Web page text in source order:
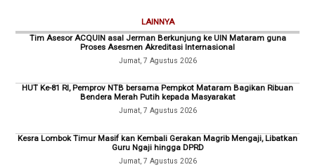
LAINNYA
Tim Asesor ACQUIN asal Jerman Berkunjung ke UIN Mataram guna
Proses Asesmen Akreditasi Internasional
Jumat, 7 Agustus 2026
HUT Ke-81 RI, Pemprov NTB bersama Pempkot Mataram Bagikan Ribuan
Bendera Merah Putih kepada Masyarakat
Jumat, 7 Agustus 2026
Kesra Lombok Timur Masif kan Kembali Gerakan Magrib Mengaji, Libatkan
Guru Ngaji hingga DPRD
Jumat, 7 Agustus 2026